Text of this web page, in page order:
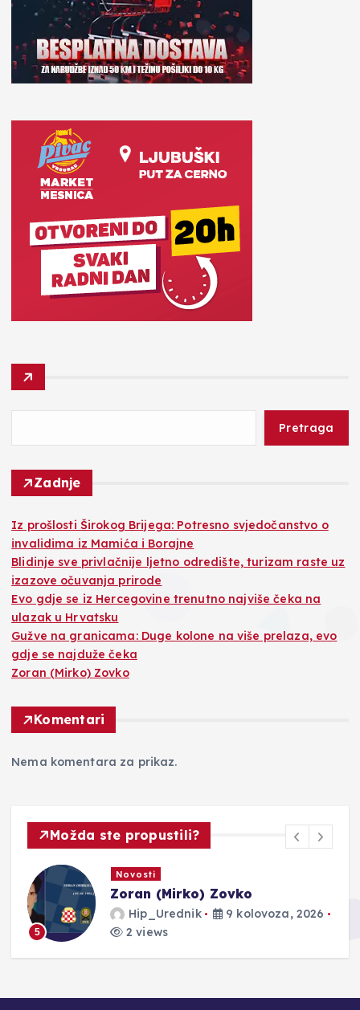
Pretraga
Zadnje
Iz prošlosti Širokog Brijega: Potresno svjedočanstvo o
invalidima iz Mamića i Borajne
Blidinje sve privlačnije ljetno odredište, turizam raste uz
izazove očuvanja prirode
Evo gdje se iz Hercegovine trenutno najviše čeka na
ulazak u Hrvatsku
Gužve na granicama: Duge kolone na više prelaza, evo
gdje se najduže čeka
Zoran (Mirko) Zovko
Komentari
Nema komentara za prikaz.
Možda ste propustili?
5
Novosti
Zoran (Mirko) Zovko
Hip_Urednik
9 kolovoza, 2026
2 views